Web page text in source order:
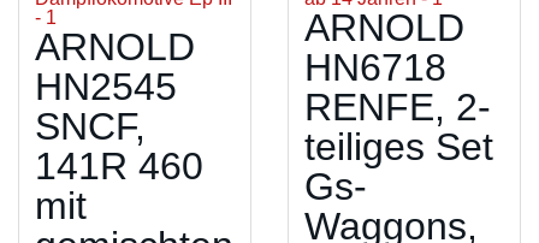
ARNOLD
HN2545
SNCF,
141R 460
mit
ARNOLD
HN6718
RENFE, 2-
teiliges Set
Gs-
Waggons,